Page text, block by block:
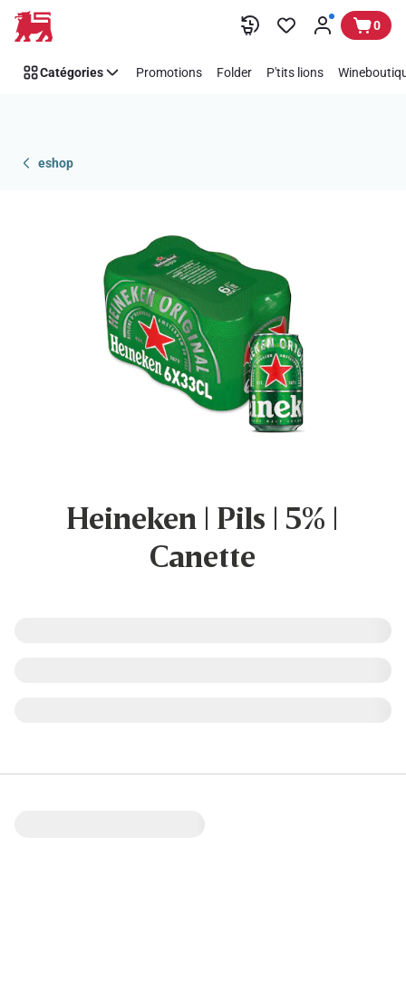
Passer 0
Catégories Promotions Folder P'tits lions
eshop
Heineken | Pils | 5% |
Canette